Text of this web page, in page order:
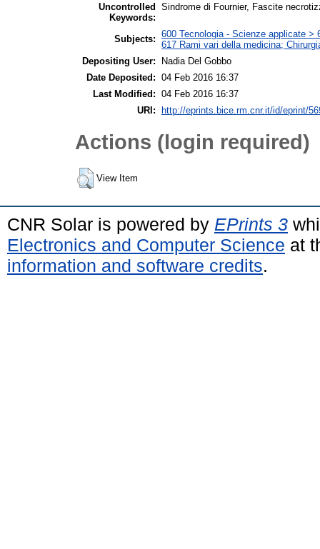
Uncontrolled
Keywords:
Sindrome di Fournier, Fascite
Subjects: 600 Tecnologia - Scienze applicate
617 Rami vari della medicina;
Depositing User:
Nadia Del Gobbo
Date Deposited: 04 Feb 2016 16:37
Last Modified: 04 Feb 2016 16:37
URI:
http://eprints.bice.rm.cnr.it/id/eprint/
Actions (login required)
View Item
CNR Solar is powered by EPrints 3
Electronics and Computer Science at
information and software credits.